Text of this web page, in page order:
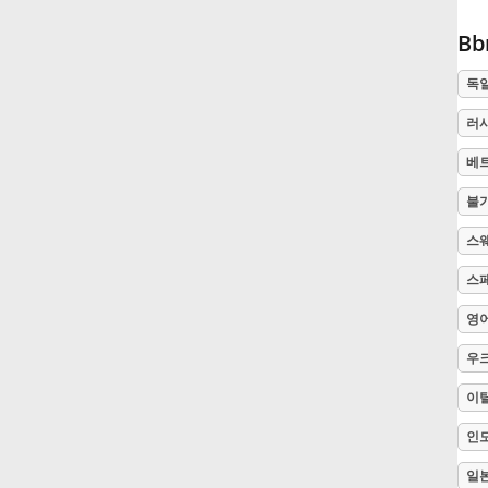
독
러
베
불
스
스
영
우
이
인
일